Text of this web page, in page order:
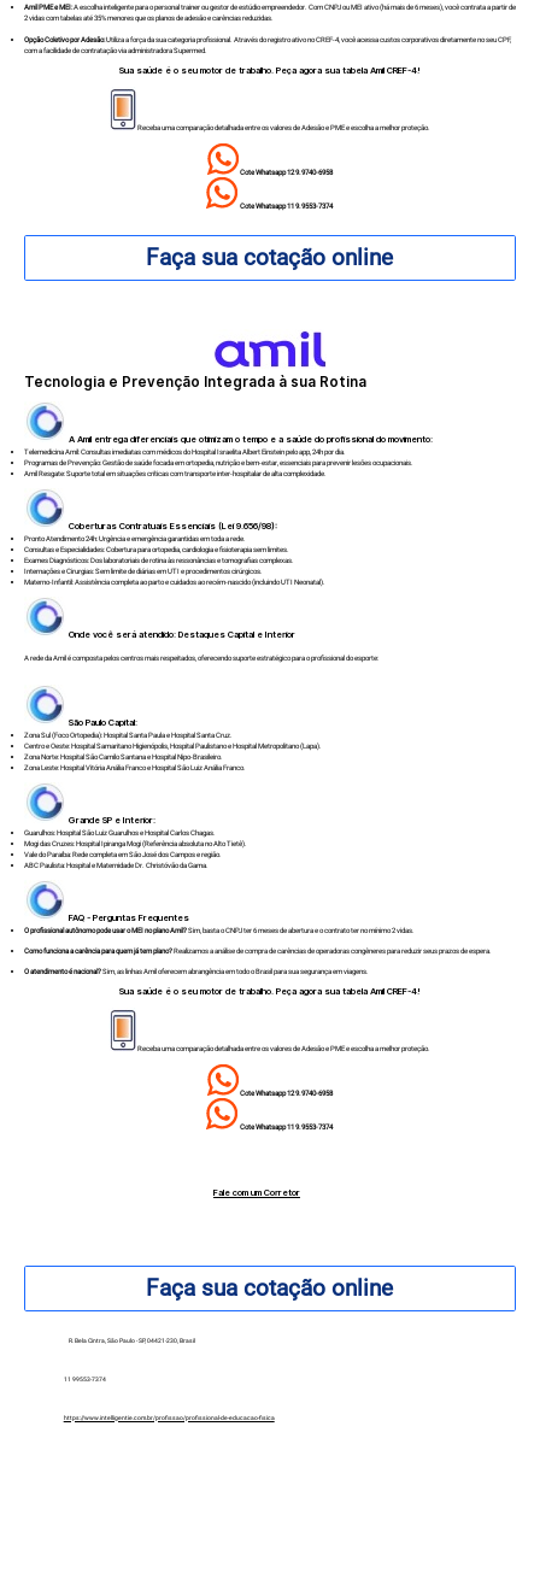
Amil PME e MEI:A escolha inteligente para o personal trainer ou gestor de estúdio empreendedor. Com CNPJ ou MEI ativo (há mais de 6 meses), você contrata a partir de
2 vidas com tabelas até 35% menores que os planos de adesão e carências reduzidas.
Opção Coletivo por Adesão:Utiliza a força da sua categoria profissional. Através do registro ativo no CREF-4, você acessa custos corporativos diretamente no seu CPF,
com a facilidade de contratação via administradora Supermed.
Sua saúde é o seu motor de trabalho. Peça agora sua tabela Amil CREF-4!
Receba uma comparação detalhada entre os valores de Adesão e PME e escolha a melhor proteção.
Cote Whatsapp 12 9.9740-6958
Cote Whatsapp 11 9.9553-7374
Faça sua cotação online
Fale com um Corretor
R. Bela Cintra, São Paulo - SP, 04421-230, Brasil
11 99553-7374
https://www.intelligentie.com.br/profissao/profissional-de-educacao-fisica
Tecnologia e Prevenção Integrada à sua Rotina
A Amil entrega diferenciais que otimizam o tempo e a saúde do profissional do movimento:
Telemedicina Amil: Consultas imediatas com médicos do Hospital Israelita Albert Einstein pelo app, 24h por dia.
Programas de Prevenção: Gestão de saúde focada em ortopedia, nutrição e bem-estar, essenciais para prevenir lesões ocupacionais.
Amil Resgate: Suporte total em situações críticas com transporte inter-hospitalar de alta complexidade.
Coberturas Contratuais Essenciais (Lei 9.656/98):
Pronto Atendimento 24h: Urgência e emergência garantidas em toda a rede.
Consultas e Especialidades: Cobertura para ortopedia, cardiologia e fisioterapia sem limites.
Exames Diagnósticos: Dos laboratoriais de rotina às ressonâncias e tomografias complexas.
Internações e Cirurgias: Sem limite de diárias em UTI e procedimentos cirúrgicos.
Materno-Infantil: Assistência completa ao parto e cuidados ao recém-nascido (incluindo UTI Neonatal).
Onde você será atendido: Destaques Capital e Interior
A rede da Amil é composta pelos centros mais respeitados, oferecendo suporte estratégico para o profissional do esporte:
São Paulo Capital:
Zona Sul (Foco Ortopedia): Hospital Santa Paula e Hospital Santa Cruz.
Centro e Oeste: Hospital Samaritano Higienópolis, Hospital Paulistano e Hospital Metropolitano (Lapa).
Zona Norte: Hospital São Camilo Santana e Hospital Nipo-Brasileiro.
Zona Leste: Hospital Vitória Anália Franco e Hospital São Luiz Anália Franco.
Grande SP e Interior:
Guarulhos: Hospital São Luiz Guarulhos e Hospital Carlos Chagas.
Mogi das Cruzes: Hospital Ipiranga Mogi (Referência absoluta no Alto Tietê).
Vale do Paraíba: Rede completa em São José dos Campos e região.
ABC Paulista: Hospital e Maternidade Dr. Christóvão da Gama.
FAQ - Perguntas Frequentes
O profissional autônomo pode usar o MEI no plano Amil?Sim, basta o CNPJ ter 6 meses de abertura e o contrato ter no mínimo 2 vidas.
Como funciona a carência para quem já tem plano?Realizamos a análise de compra de carências de operadoras congêneres para reduzir seus prazos de espera.
O atendimento é nacional?Sim, as linhas Amil oferecem abrangência em todo o Brasil para sua segurança em viagens.
Sua saúde é o seu motor de trabalho. Peça agora sua tabela Amil CREF-4!
Receba uma comparação detalhada entre os valores de Adesão e PME e escolha a melhor proteção.
Cote Whatsapp 12 9.9740-6958
Cote Whatsapp 11 9.9553-7374
Faça sua cotação online